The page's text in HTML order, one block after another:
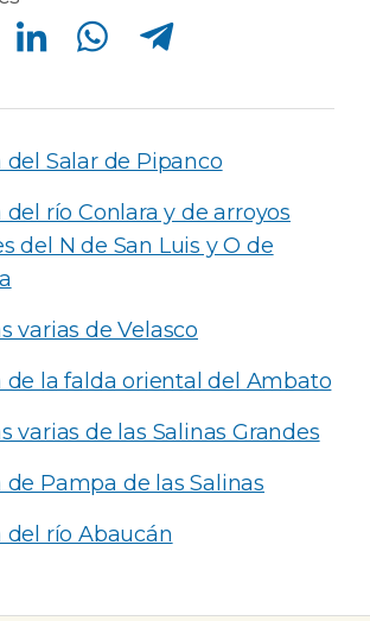
Compartir en Linkedin Compartir en Whatsapp Compartir en Telegram
del Salar de Pipanco
del río Conlara y de arroyos
del N de San Luis y O de
varias de Velasco
de la falda oriental del Ambato
varias de las Salinas Grandes
de Pampa de las Salinas
del río Abaucán